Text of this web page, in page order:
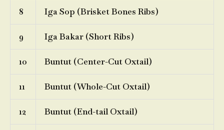
8 Iga Sop (Brisket Bones Ribs)
9 Iga Bakar (Short Ribs)
10 Buntut (Center-Cut Oxtail)
11 Buntut (Whole-Cut Oxtail)
12 Buntut (End-tail Oxtail)